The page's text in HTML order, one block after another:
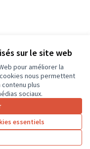
sur le site web
pour améliorer la
nous permettent
plus
sociaux.
essentiels
Licence
(Lien